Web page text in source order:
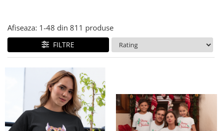
Halate si pijamale Family
Incaltaminte
Seturi elegante femei
Umbrele
Pijamale de copii
Pijamale BIG SIZE femei
Cadouri ocazii speciale
Tricouri de craciun
Afiseaza: 1-48 din 811 produse
FILTRE